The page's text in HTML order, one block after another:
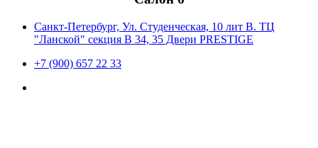
Санкт-Петербург, Ул. Студенческая, 10 лит В. ТЦ
"Ланской" секция В 34, 35 Двери PRESTIGE
+7 (900) 657 22 33